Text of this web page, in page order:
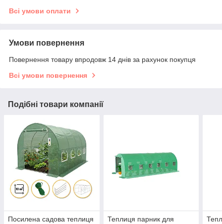
Всі умови оплати
Умови повернення
Повернення товару впродовж 14 днів за рахунок покупця
Всі умови повернення
Подібні товари компанії
Посилена садова теплиця
Теплиця парник для